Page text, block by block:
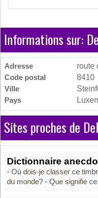
Informations sur:
Adresse
route
Code postal
8410
Ville
Pays
Sites proches de
Dictionnaire
- Où dois-je classer ce
du monde? - Que signifie